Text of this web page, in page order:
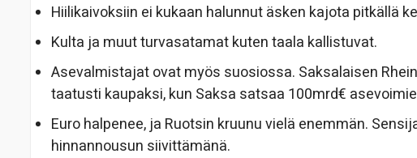
Hiilikaivoksiin ei kukaan halunnut äsken kajota pitkällä
Kulta ja muut turvasatamat kuten taala kallistuvat.
Asevalmistajat ovat myös suosiossa. Saksalaisen
taatusti kaupaksi, kun Saksa satsaa 100mrd€
Euro halpenee, ja Ruotsin kruunu vielä enemmän.
hinnannousun siivittämänä.